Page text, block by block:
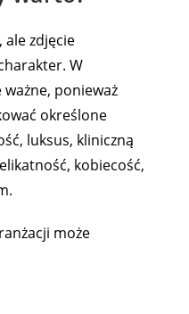
zdjęcie
W
ponieważ
określone
luksus, kliniczną
kobiecość,
może